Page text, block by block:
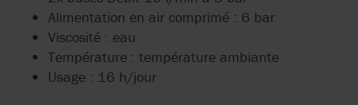
Alimentation en air comprimé : 6 bar
Viscosité : eau
Température : température ambiante
Usage : 16 h/jour